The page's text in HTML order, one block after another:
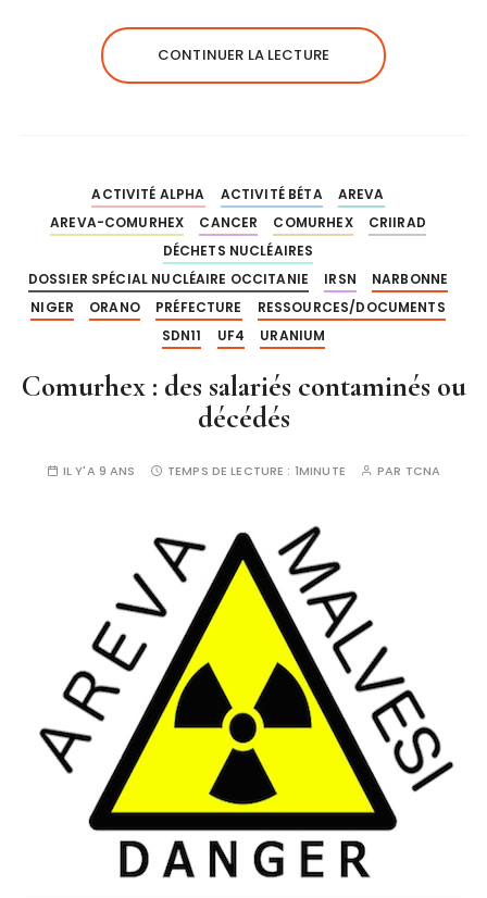
CONTINUER LA LECTURE
ACTIVITÉ ALPHA ACTIVITÉ BÉTA
AREVA
AREVA-COMURHEX
CANCER COMURHEX
CRIIRAD
DÉCHETS NUCLÉAIRES
DOSSIER SPÉCIAL NUCLÉAIRE OCCITANIE
IRSN
NARBONNE
NIGER
ORANO PRÉFECTURE
RESSOURCES/DOCUMENTS
SDN11
UF4 URANIUM
Comurhex : des salariés contaminés ou
décédés
IL Y'A 9 ANS TEMPS DE LECTURE : 1MINUTE PAR TCNA